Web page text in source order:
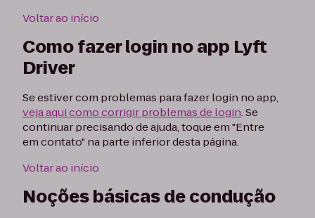
Voltar ao início
Como fazer login no app Lyft
Driver
Se estiver com problemas para fazer login no app,
veja aqui como corrigir problemas de login. Se
continuar precisando de ajuda, toque em "Entre
em contato" na parte inferior desta página.
Voltar ao início
Noções básicas de condução